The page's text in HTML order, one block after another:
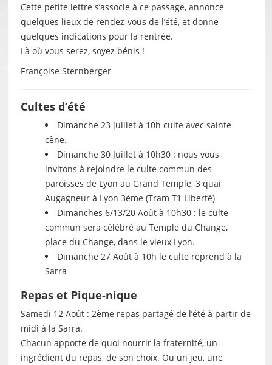
Cette petite lettre s’associe à ce passage, annonce
quelques lieux de rendez-vous de l’été, et donne
quelques indications pour la rentrée.
Là où vous serez, soyez bénis !
Françoise Sternberger
Cultes d’été
Dimanche 23 juillet à 10h culte avec sainte
cène.
Dimanche 30 Juillet à 10h30 : nous vous
invitons à rejoindre le culte commun des
paroisses de Lyon au Grand Temple, 3 quai
Augagneur à Lyon 3ème (Tram T1 Liberté)
Dimanches 6/13/20 Août à 10h30 : le culte
commun sera célébré au Temple du Change,
place du Change, dans le vieux Lyon.
Dimanche 27 Août à 10h le culte reprend à la
Sarra
Repas et Pique-nique
Samedi 12 Août : 2ème repas partagé de l’été à partir de
midi à la Sarra.
Chacun apporte de quoi nourrir la fraternité, un
ingrédient du repas, de son choix. Ou un jeu, une